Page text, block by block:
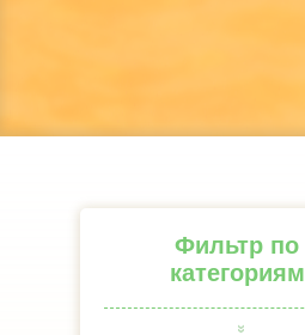
Фильтр по
категориям